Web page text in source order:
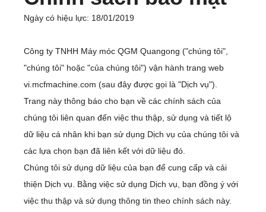
Ngày có hiệu lực: 18/01/2019
Công ty TNHH Máy móc QGM Quangong ("chúng tôi",
"chúng tôi" hoặc "của chúng tôi") vận hành trang web
vi.mcfmachine.com (sau đây được gọi là "Dịch vụ").
Trang này thông báo cho bạn về các chính sách của
chúng tôi liên quan đến việc thu thập, sử dụng và tiết lộ
dữ liệu cá nhân khi bạn sử dụng Dịch vụ của chúng tôi và
các lựa chọn bạn đã liên kết với dữ liệu đó.
Chúng tôi sử dụng dữ liệu của bạn để cung cấp và cải
thiện Dịch vụ. Bằng việc sử dụng Dịch vụ, bạn đồng ý với
việc thu thập và sử dụng thông tin theo chính sách này.